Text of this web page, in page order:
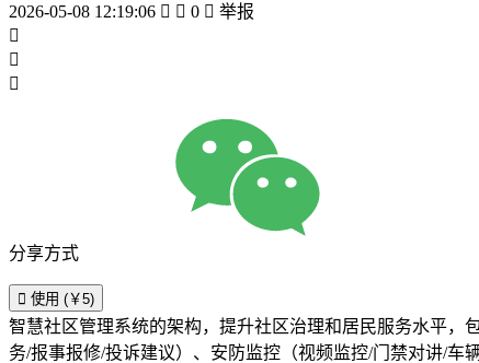
2026-05-08 12:19:06   0  举报



分享方式
 使用 (￥5)
智慧社区管理系统的架构，提升社区治理和居民服务水平，
务/报事报修/投诉建议）、安防监控（视频监控/门禁对讲/车